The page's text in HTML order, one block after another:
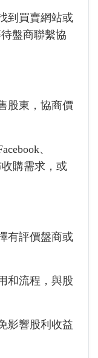
到買賣網站或
盤商聯繫協
股東，協商價
、
購需求，或
有評價盤商或
和流程，與股
影響股利收益